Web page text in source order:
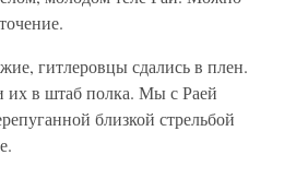
гитлеровцы сдались в плен.
их в штаб полка. Мы с Раей
близкой стрельбой